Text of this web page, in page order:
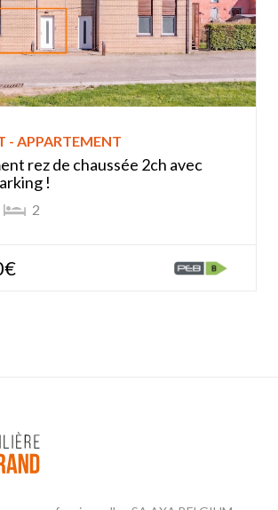
- APPARTEMENT
rez de chaussée 2ch avec
!
2